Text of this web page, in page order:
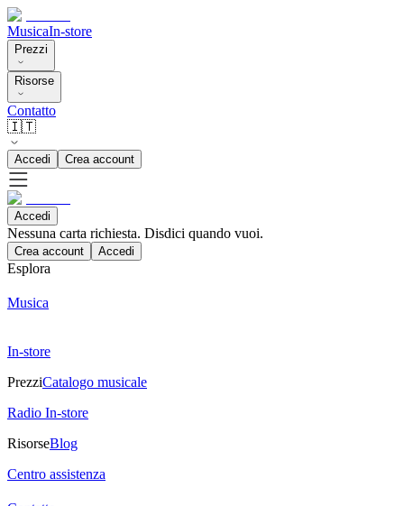
MusicaIn-store
Prezzi
Risorse
Contatto
🇮🇹
Accedi Crea account
Accedi
Nessuna carta richiesta. Disdici quando vuoi.
Crea account Accedi
Esplora
Musica
In-store
PrezziCatalogo musicale
Radio In-store
RisorseBlog
Centro assistenza